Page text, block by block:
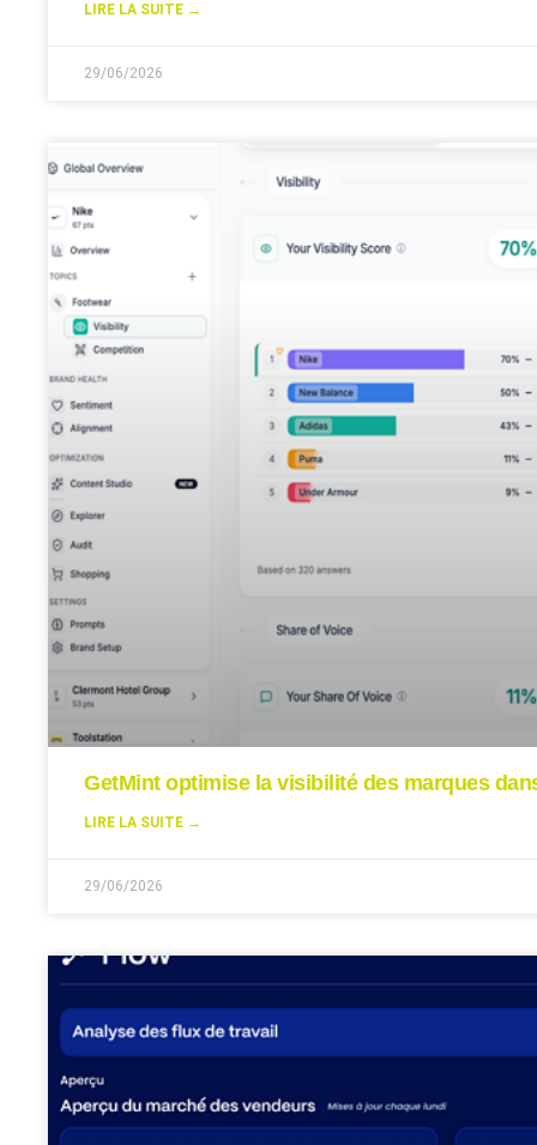
LIRE LA SUITE →
29/06/2026
GetMint optimise la visibilité des marques
LIRE LA SUITE →
29/06/2026